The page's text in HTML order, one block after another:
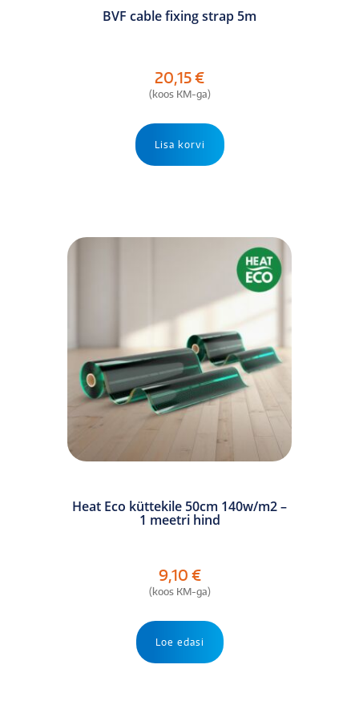
BVF cable fixing strap 5m
20,15€
(koos KM-ga)
Lisa korvi
Heat Eco küttekile 50cm 140w/m2 –
1 meetri hind
9,10 €
(koos KM-ga)
Loe edasi